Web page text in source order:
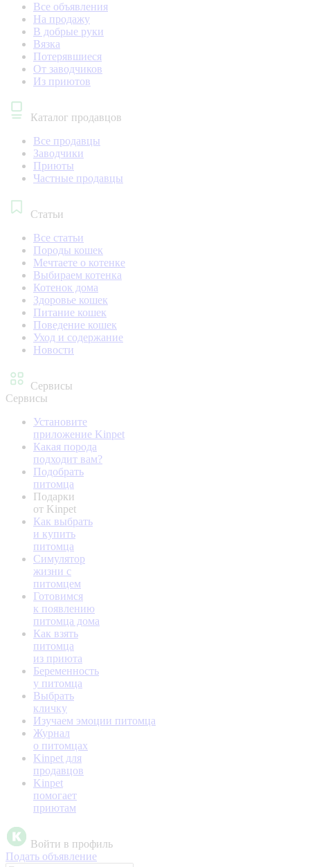
Все объявления
На продажу
В добрые руки
Вязка
Потерявшиеся
От заводчиков
Из приютов
Каталог продавцов
Все продавцы
Заводчики
Приюты
Частные продавцы
Статьи
Все статьи
Породы кошек
Мечтаете о котенке
Выбираем котенка
Котенок дома
Здоровье кошек
Питание кошек
Поведение кошек
Уход и содержание
Новости
Сервисы
Сервисы
Установите
приложение Kinpet
Какая порода
подходит вам?
Подобрать
питомца
Подарки
от Kinpet
Как выбрать
и купить
питомца
Симулятор
жизни с
питомцем
Готовимся
к появлению
питомца дома
Как взять
питомца
из приюта
Беременность
у питомца
Выбрать
кличку
Изучаем эмоции питомца
Журнал
о питомцах
Kinpet для
продавцов
Kinpet
помогает
приютам
Войти в профиль
Подать объявление